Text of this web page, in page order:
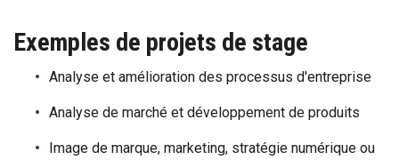
Exemples de projets de stage
Analyse et amélioration des processus d'entreprise
Analyse de marché et développement de produits
Image de marque, marketing, stratégie numérique ou